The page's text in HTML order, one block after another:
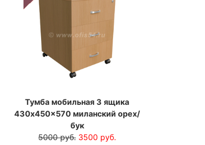
Тумба мобильная 3 ящика
430x450x570 миланский орех/
бук
5000 руб. 3500 руб.